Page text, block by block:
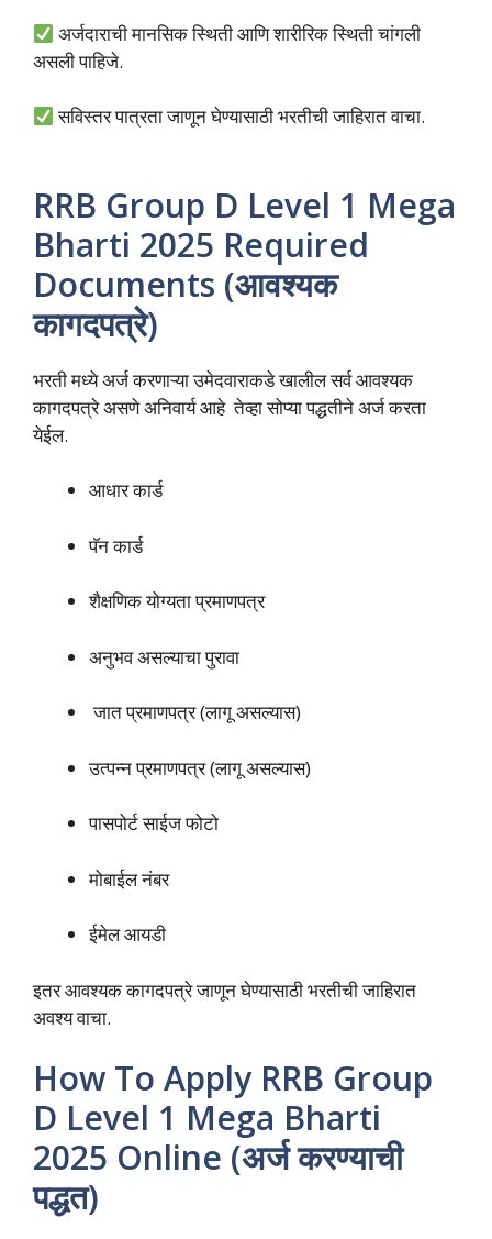
अर्जदाराची मानसिक स्थिती आणि शारीरिक स्थिती चांगली
असली पाहिजे.
सविस्तर पात्रता जाणून घेण्यासाठी भरतीची जाहिरात वाचा.
RRB Group D Level 1 Mega
Bharti 2025 Required
Documents (आवश्यक
कागदपत्रे)
भरती मध्ये अर्ज करणाऱ्या उमेदवाराकडे खालील सर्व आवश्यक
कागदपत्रे असणे अनिवार्य आहे तेव्हा सोप्या पद्धतीने अर्ज करता
येईल.
आधार कार्ड
पॅन कार्ड
शैक्षणिक योग्यता प्रमाणपत्र
अनुभव असल्याचा पुरावा
जात प्रमाणपत्र (लागू असल्यास)
उत्पन्न प्रमाणपत्र (लागू असल्यास)
पासपोर्ट साईज फोटो
मोबाईल नंबर
ईमेल आयडी
इतर आवश्यक कागदपत्रे जाणून घेण्यासाठी भरतीची जाहिरात
अवश्य वाचा.
How To Apply RRB Group
D Level 1 Mega Bharti
2025 Online (अर्ज करण्याची
पद्धत)